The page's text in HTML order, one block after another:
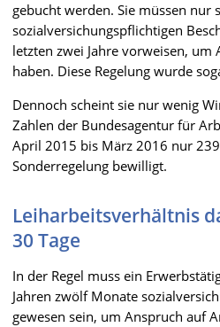
gebucht werden. Sie müssen nur
sozialversichungspflichtigen
letzten zwei Jahre vorweisen, um
haben. Diese Regelung wurde
Dennoch scheint sie nur wenig
Zahlen der Bundesagentur für
April 2015 bis März 2016 nur
Sonderregelung bewilligt.
Leiharbeitsverhältnis
30 Tage
In der Regel muss ein
Jahren zwölf Monate
gewesen sein, um Anspruch auf